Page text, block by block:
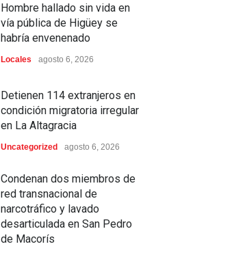
Hombre hallado sin vida en
vía pública de Higüey se
habría envenenado
Locales agosto 6, 2026
Detienen 114 extranjeros en
condición migratoria irregular
en La Altagracia
Uncategorized agosto 6, 2026
Condenan dos miembros de
red transnacional de
narcotráfico y lavado
desarticulada en San Pedro
de Macorís